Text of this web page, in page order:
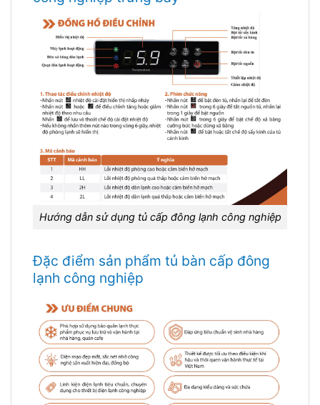
Hướng dẫn sử dụng tủ cấp đông lạnh công nghiệp
Đặc điểm sản phẩm tủ bàn cấp đông
lạnh công nghiệp